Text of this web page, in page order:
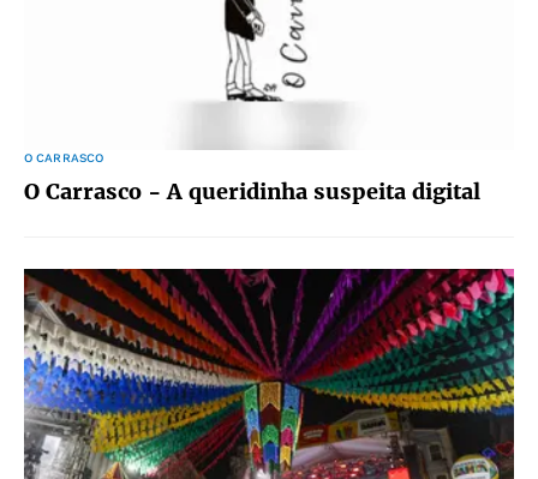
O CARRASCO
O Carrasco - A queridinha suspeita digital